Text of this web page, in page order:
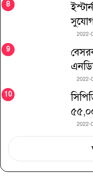
2022-
2022-
2022-